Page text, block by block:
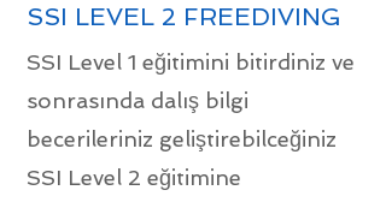
SSI LEVEL 2 FREEDIVING
SSI Level 1 eğitimini bitirdiniz ve
sonrasında dalış bilgi
becerileriniz geliştirebilceğiniz
SSI Level 2 eğitimine